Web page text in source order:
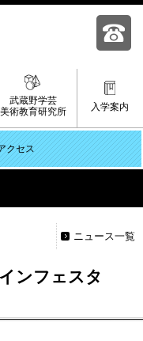
武蔵野学芸
美術教育研究所
入学案内
クセス
ニュース一覧
ンフェスタ